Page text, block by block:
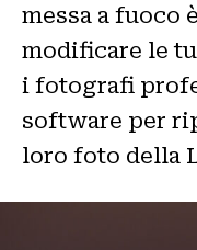
messa a fuoco
modificare le
i fotografi
software per
loro foto della